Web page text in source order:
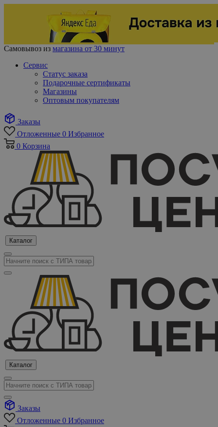
Самовывоз из магазина от 30 минут
Сервис
Статус заказа
Подарочные сертификаты
Магазины
Оптовым покупателям
Заказы
Отложенные 0 Избранное
0 Корзина
Каталог
Каталог
Заказы
Отложенные 0 Избранное